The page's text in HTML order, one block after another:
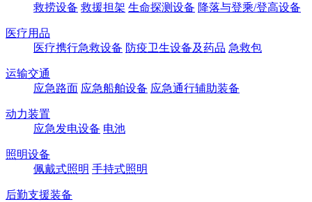
救捞设备 救援担架 生命探测设备 降落与登乘/登高设备
医疗用品
医疗携行急救设备 防疫卫生设备及药品 急救包
运输交通
应急路面 应急船舶设备 应急通行辅助装备
动力装置
应急发电设备 电池
照明设备
佩戴式照明 手持式照明
后勤支援装备